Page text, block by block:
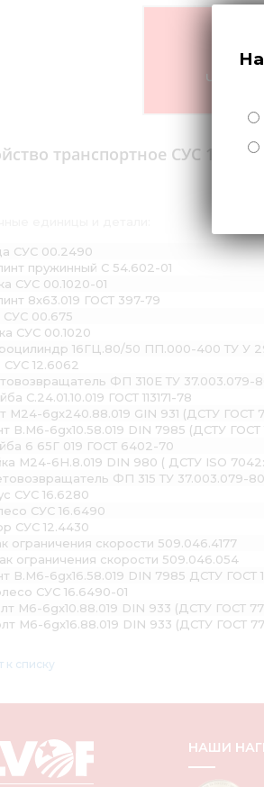
Что-бы
транспортное СУС 16.6270
СУС 00.2490
пружинный С 54.602-01
СУС 00.1020-01
8х63.019 ГОСТ 397-79
СУС 00.675
СУС 00.1020
16ГЦ.80/50 ПП.000-400 ТУ У
12.6062
ФП 310Е ТУ 37.003.079-
С.24.01.10.019 ГОСТ 113171-78
М24-6gх240.88.019 GIN 931 (ДСТУ ГОСТ
В.М6-6gх10.58.019 DIN 7985 (ДСТУ ГОСТ
6 65Г 019 ГОСТ 6402-70
М24-6Н.8.019 DIN 980 ( ДСТУ ISO
ФП 315 ТУ 37.003.079-80
СУС 16.6280
СУС 16.6490
СУС 12.4430
ограничения скорости 509.046.4177
ограничения скорости 509.046.054
В.М6-6gх16.58.019 DIN 7985 ДСТУ ГОСТ
СУС 16.6490-01
М6-6gх10.88.019 DIN 933 (ДСТУ ГОСТ
М6-6gх16.88.019 DIN 933 (ДСТУ ГОСТ
к списку
НАШИ